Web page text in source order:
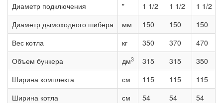
Диаметр подключения
" 1 1/2 1 1/2
1 1/2
Диаметр дымоходного шибера
мм 150 150
150
Вес котла
кг 350 370
470
Объем бункера
дм3 315 315
350
Ширина комплекта
см 115 115
115
Ширина котла
см 54 54
54